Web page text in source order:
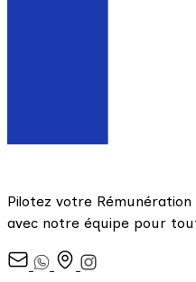
Pilotez votre
avec notre équipe pour